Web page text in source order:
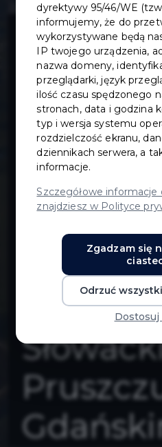
Pomoc
Powiatu
zadanie:
drogi
2243G,
dyrektywy 95/46/WE
informujemy, że do
wykorzystywane będą
IP twojego urządzenia,
nazwa domeny,
przeglądarki, język
ilość czasu spędzonego
stronach, data i godzina
typ i wersja systemu
rozdzielczość ekranu,
dziennikach serwera, a
informacje.
Szczegółowe informacje
znajdziesz w Polityce
Zgadzam się
Odrzuć